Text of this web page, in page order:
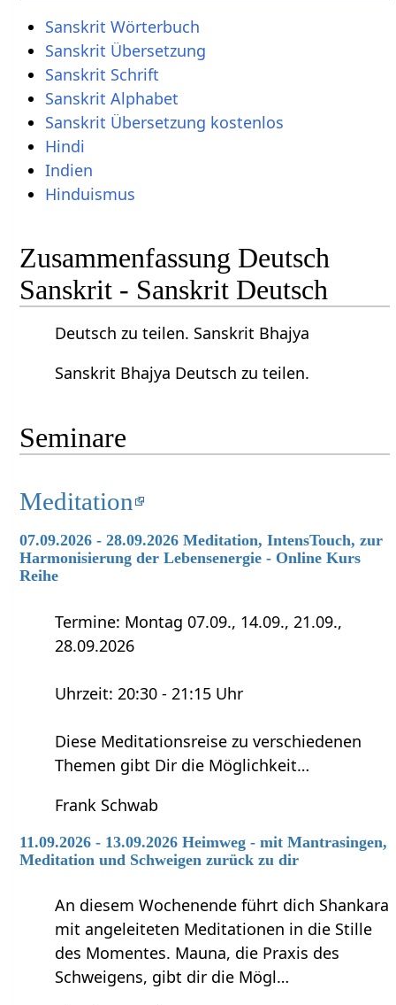
Sanskrit Wörterbuch
Sanskrit Übersetzung
Sanskrit Schrift
Sanskrit Alphabet
Sanskrit Übersetzung kostenlos
Hindi
Indien
Hinduismus
Zusammenfassung Deutsch
Sanskrit - Sanskrit Deutsch
Deutsch zu teilen. Sanskrit Bhajya
Sanskrit Bhajya Deutsch zu teilen.
Seminare
Meditation
07.09.2026 - 28.09.2026 Meditation, IntensTouch, zur
Harmonisierung der Lebensenergie - Online Kurs
Reihe
Termine: Montag 07.09., 14.09., 21.09.,
28.09.2026
Uhrzeit: 20:30 - 21:15 Uhr
Diese Meditationsreise zu verschiedenen
Themen gibt Dir die Möglichkeit…
Frank Schwab
11.09.2026 - 13.09.2026 Heimweg - mit Mantrasingen,
Meditation und Schweigen zurück zu dir
An diesem Wochenende führt dich Shankara
mit angeleiteten Meditationen in die Stille
des Momentes. Mauna, die Praxis des
Schweigens, gibt dir die Mögl…